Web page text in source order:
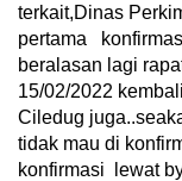
terkait,Dinas
pertama
beralasan lagi
15/02/2022
Ciledug
tidak mau di
konfirmasi lewat